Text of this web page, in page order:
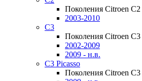
Поколения Citroen C2
2003-2010
C3
Поколения Citroen C3
2002-2009
2009 - н.в.
C3 Picasso
Поколения Citroen C3